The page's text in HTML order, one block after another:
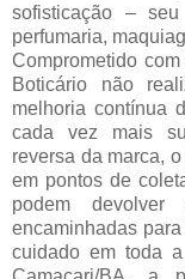
sofisticação –
perfumaria,
Comprometido
Boticário não
melhoria contínua
cada vez mais
reversa da marca,
em pontos de
podem
encaminhadas
cuidado em toda